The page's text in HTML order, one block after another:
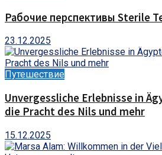
Рабочие перспективы Sterile
23.12.2025
Путешествие
Unvergessliche Erlebnisse in
die Pracht des Nils und mehr
15.12.2025